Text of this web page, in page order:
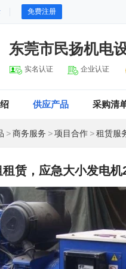
免费注册
东莞市民扬机电
实名认证 企业认证
供应产品 采购清
>商务服务 >项目合作 >租赁服
赁，应急大小发电机